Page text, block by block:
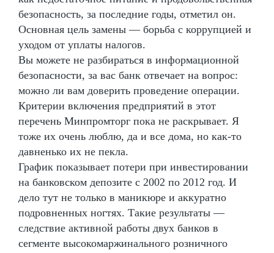
безопасность, за последние годы, отметил он.
Основная цель замены — борьба с коррупцией и
уходом от уплаты налогов.
Вы можете не разбираться в информационной
безопасности, за вас банк отвечает на вопрос:
можно ли вам доверить проведение операции.
Критерии включения предприятий в этот
перечень Минпромторг пока не раскрывает. Я
тоже их очень люблю, да и все дома, но как-то
давненько их не пекла.
График показывает потери при инвестировании
на банковском депозите с 2002 по 2012 год. И
дело тут не только в маникюре и аккуратно
подровненных ногтях. Такие результаты —
следствие активной работы двух банков в
сегменте высокомаржинального розничного